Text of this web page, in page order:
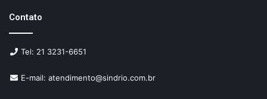
Contato
Tel: 21 3231-6651
E-mail: atendimento@sindrio.com.br